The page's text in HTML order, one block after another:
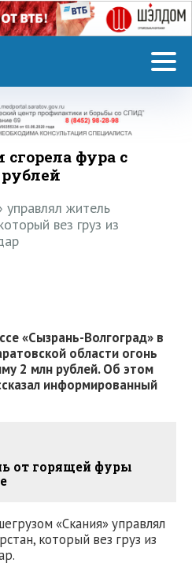
фура с
управлял житель
вез груз из
«Сызрань-Волгоград» в
области огонь
2 млн рублей. Об этом
информированный
от горящей фуры
«Скания» управлял
который вез груз из